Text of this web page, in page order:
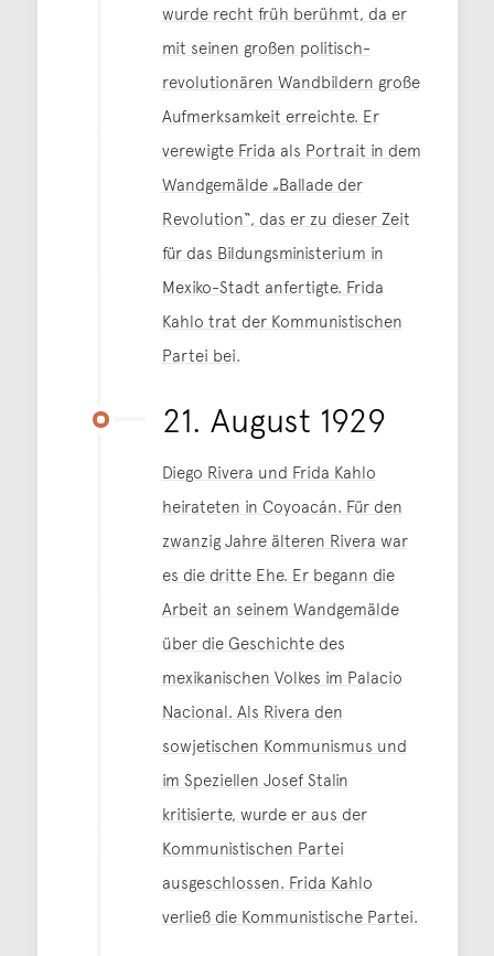
wurde recht früh berühmt, da er
mit seinen großen politisch-
revolutionären Wandbildern große
Aufmerksamkeit erreichte. Er
verewigte Frida als Portrait in dem
Wandgemälde „Ballade der
Revolution“, das er zu dieser Zeit
für das Bildungsministerium in
Mexiko-Stadt anfertigte. Frida
Kahlo trat der Kommunistischen
Partei bei.
21. August 1929
Diego Rivera und Frida Kahlo
heirateten in Coyoacán. Für den
zwanzig Jahre älteren Rivera war
es die dritte Ehe. Er begann die
Arbeit an seinem Wandgemälde
über die Geschichte des
mexikanischen Volkes im Palacio
Nacional. Als Rivera den
sowjetischen Kommunismus und
im Speziellen Josef Stalin
kritisierte, wurde er aus der
Kommunistischen Partei
ausgeschlossen. Frida Kahlo
verließ die Kommunistische Partei.